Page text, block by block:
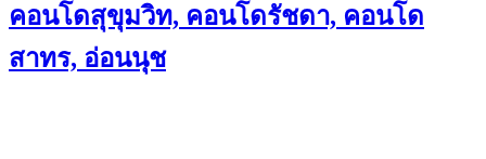
คอนโดสุขุมวิท, คอนโดรัชดา, คอนโด
สาทร, อ่อนนุช